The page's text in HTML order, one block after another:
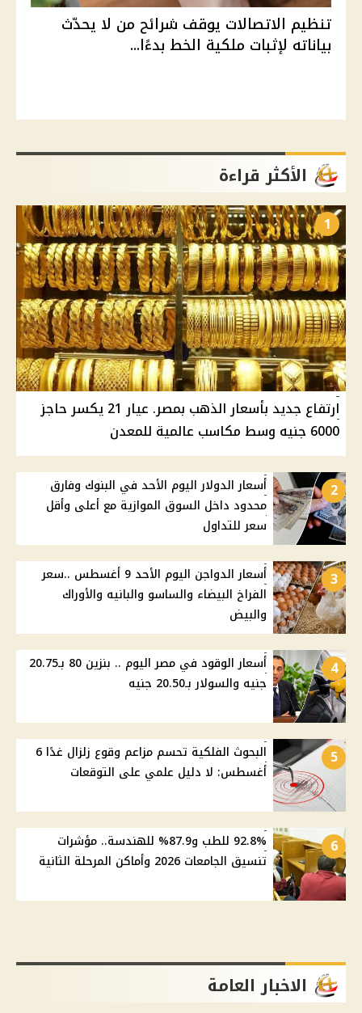
تنظيم الاتصالات يوقف شرائح من لا يحدّث
بياناته لإثبات ملكية الخط بدءًا...
الأكثر قراءة
1
ارتفاع جديد بأسعار الذهب بمصر. عيار 21 يكسر حاجز
6000 جنيه وسط مكاسب عالمية للمعدن
2
أسعار الدولار اليوم الأحد في البنوك وفارق
محدود داخل السوق الموازية مع أعلى وأقل
سعر للتداول
3
أسعار الدواجن اليوم الأحد 9 أغسطس ..سعر
الفراخ البيضاء والساسو والبانيه والأوراك
والبيض
4
أسعار الوقود في مصر اليوم .. بنزين 80 بـ20.75
جنيه والسولار بـ20.50 جنيه
5
البحوث الفلكية تحسم مزاعم وقوع زلزال غدًا 6
أغسطس: لا دليل علمي على التوقعات
6
92.8% للطب و87.9% للهندسة.. مؤشرات
تنسيق الجامعات 2026 وأماكن المرحلة الثانية
الاخبار العامة